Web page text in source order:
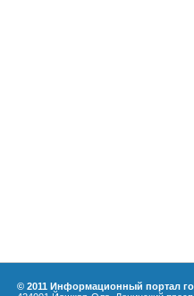
© 2011 Информационный портал